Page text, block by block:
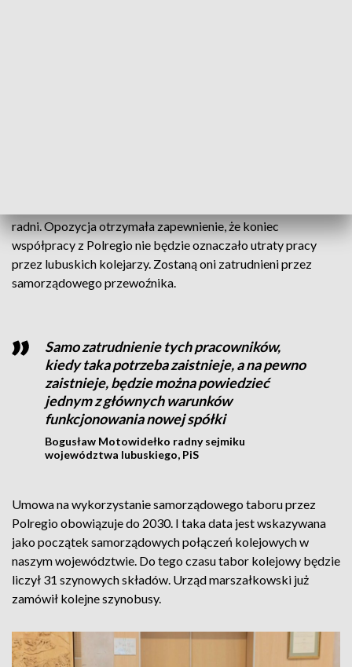
radni. Opozycja otrzymała zapewnienie, że koniec
współpracy z Polregio nie będzie oznaczało utraty pracy
przez lubuskich kolejarzy. Zostaną oni zatrudnieni przez
samorządowego przewoźnika.
Samo zatrudnienie tych pracowników,
kiedy taka potrzeba zaistnieje, a na pewno
zaistnieje, będzie można powiedzieć
jednym z głównych warunków
funkcjonowania nowej spółki
Bogusław Motowidełko radny sejmiku
województwa lubuskiego, PiS
Umowa na wykorzystanie samorządowego taboru przez
Polregio obowiązuje do 2030. I taka data jest wskazywana
jako początek samorządowych połączeń kolejowych w
naszym województwie. Do tego czasu tabor kolejowy będzie
liczył 31 szynowych składów. Urząd marszałkowski już
zamówił kolejne szynobusy.